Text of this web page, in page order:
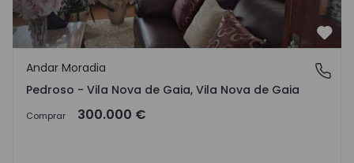
Pedroso - Vila Nova de Gaia, Vila Nova de Gaia
Andar Moradia
Pedroso - Vila Nova de Gaia, Vila Nova de Gaia
Comprar 300.000 €